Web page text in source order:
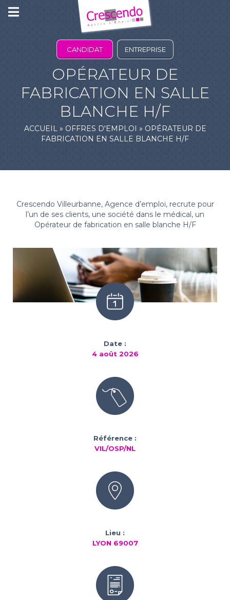
CANDIDAT ENTREPRISE
OPÉRATEUR DE
FABRICATION EN SALLE
BLANCHE H/F
ACCUEIL» OFFRES D'EMPLOI » OPÉRATEUR DE
FABRICATION EN SALLE BLANCHE H/F
Crescendo Villeurbanne, Agence d’emploi, recrute pour
l’un de ses clients, une société dans le médical, un
Opérateur de fabrication en salle blanche H/F
Date :
4 août 2026
Référence :
VIL/OSP/NL
Lieu :
LYON 69007